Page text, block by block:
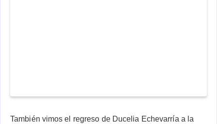
También vimos el regreso de Ducelia Echevarría a la